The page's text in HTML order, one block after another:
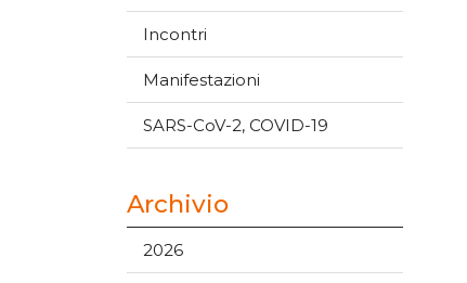
Incontri
Manifestazioni
SARS-CoV-2, COVID-19
Archivio
2026